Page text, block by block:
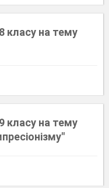
класу на тему
класу на тему